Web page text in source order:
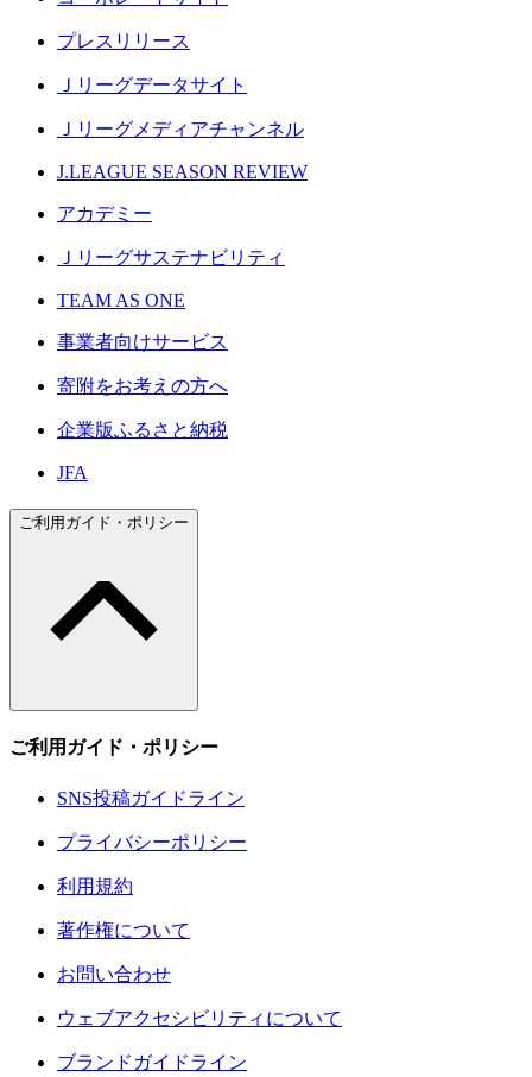
プレスリリース
Ｊリーグデータサイト
Ｊリーグメディアチャンネル
J.LEAGUE SEASON REVIEW
アカデミー
Ｊリーグサステナビリティ
TEAM AS ONE
事業者向けサービス
寄附をお考えの方へ
企業版ふるさと納税
JFA
ご利用ガイド・ポリシー
ご利用ガイド・ポリシー
SNS投稿ガイドライン
プライバシーポリシー
利用規約
著作権について
お問い合わせ
ウェブアクセシビリティについて
ブランドガイドライン